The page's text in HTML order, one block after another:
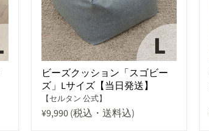
ビーズクッション「スゴビー
ズ」Lサイズ【当日発送】
【セルタン 公式】
¥9,990(税込・送料込)